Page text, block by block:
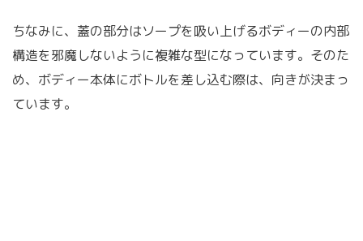
ちなみに、蓋の部分はソープを吸い上げるボディーの内部
構造を邪魔しないように複雑な型になっています。そのた
め、ボディー本体にボトルを差し込む際は、向きが決まっ
ています。